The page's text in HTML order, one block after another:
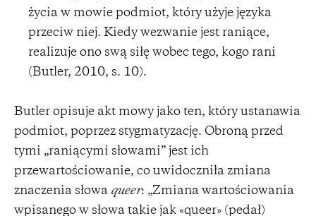
życia w mowie podmiot, który użyje języka
przeciw niej. Kiedy wezwanie jest raniące,
realizuje ono swą siłę wobec tego, kogo rani
(Butler, 2010, s. 10).
Butler opisuje akt mowy jako ten, który ustanawia
podmiot, poprzez stygmatyzację. Obroną przed
tymi „raniącymi słowami” jest ich
przewartościowanie, co uwidoczniła zmiana
znaczenia słowa queer: „Zmiana wartościowania
wpisanego w słowa takie jak «queer» (pedał)